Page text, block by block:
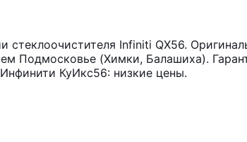
Infiniti QX56.
Подмосковье (Химки, Балашиха).
КуИкс56: низкие цены.